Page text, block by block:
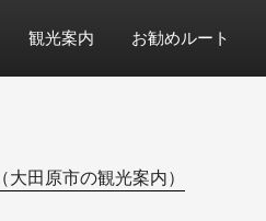
観光案内 お勧めルート
（大田原市の観光案内）